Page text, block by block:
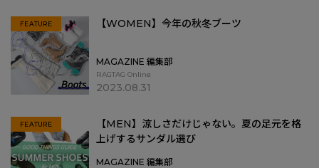
FEATURE 【WOMEN】今年の秋冬ブーツ
MAGAZINE 編集部
RAGTAG Online
2023.08.31
FEATURE
【MEN】涼しさだけじゃない。夏の足元を格
上げするサンダル選び
MAGAZINE 編集部